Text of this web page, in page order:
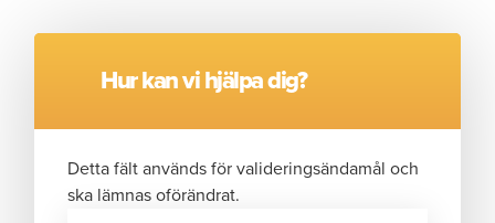
Hur kan vi hjälpa dig?
Detta fält används för valideringsändamål och
ska lämnas oförändrat.